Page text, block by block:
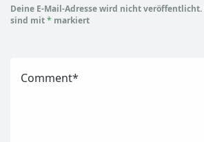
Deine E-Mail-Adresse wird nicht veröffentlicht.
sind mit* markiert